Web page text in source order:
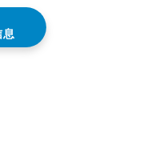
®
AB
息